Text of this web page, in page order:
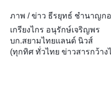
ภาพ / ข่าว ธีรยุทธ์ ชำนาญก
เกรียงไกร อนุรักษ์เจริญพร
บก.สยามไทยแลนด์ นิวส์
(ทุกทิศ ทั่วไทย ข่าวสารกว้า